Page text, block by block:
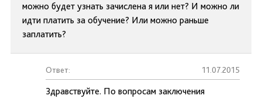
можно будет узнать зачислена я или нет? И можно ли
идти платить за обучение? Или можно раньше
заплатить?
Ответ: 11.07.2015
Здравствуйте. По вопросам заключения